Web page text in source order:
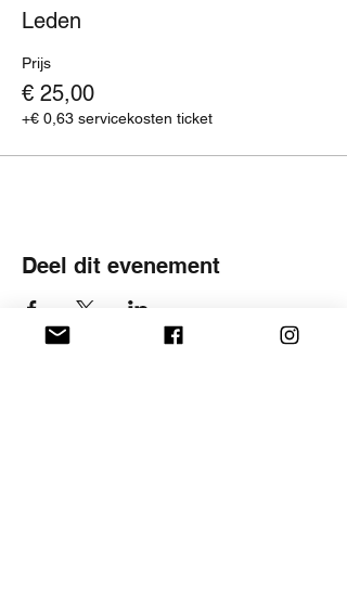
Leden
Prijs
€ 25,00
+€ 0,63 servicekosten ticket
Deel dit evenement